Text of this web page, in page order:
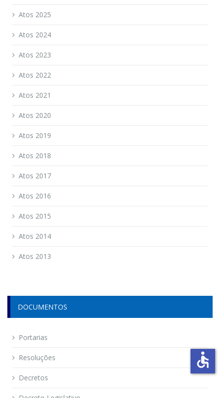
Atos 2025
Atos 2024
Atos 2023
Atos 2022
Atos 2021
Atos 2020
Atos 2019
Atos 2018
Atos 2017
Atos 2016
Atos 2015
Atos 2014
Atos 2013
DOCUMENTOS
Portarias
Resoluções
Decretos
accessible